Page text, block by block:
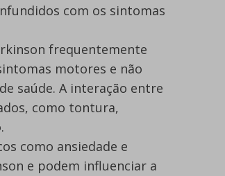
com os sintomas
frequentemente
motores e não
saúde. A interação entre
como tontura,
como ansiedade e
e podem influenciar a